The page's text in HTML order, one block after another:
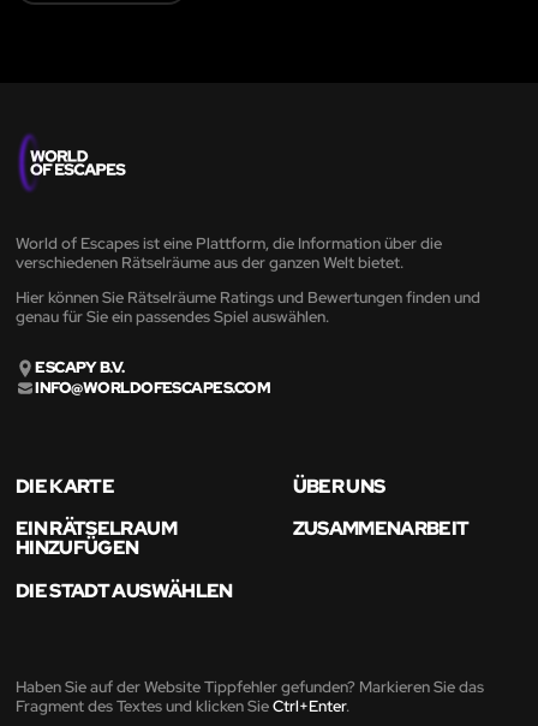
World of Escapes ist eine Plattform, die Information über die
verschiedenen Rätselräume aus der ganzen Welt bietet.
Hier können Sie Rätselräume Ratings und Bewertungen finden und
genau für Sie ein passendes Spiel auswählen.
ESCAPY B.V.
INFO@WORLDOFESCAPES.COM
DIE KARTE
ÜBER UNS
EIN RÄTSELRAUM
HINZUFÜGEN
ZUSAMMENARBEIT
DIE STADT AUSWÄHLEN
Haben Sie auf der Website Tippfehler gefunden? Markieren Sie das
Fragment des Textes und klicken SieCtrl+Enter.